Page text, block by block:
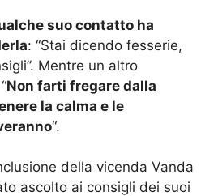
suo contatto ha
: “Stai dicendo fesserie,
Mentre un altro
Non farti fregare dalla
la calma e le
“.
della vicenda Vanda
ascolto ai consigli dei suoi